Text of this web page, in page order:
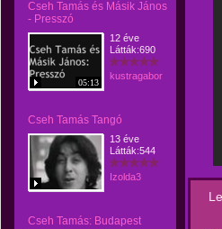
Cseh Tamás és Másik János
- Presszó
05:13
12 éve
Látták:690
kustragabor
Cseh Tamás Tangó
13 éve
Látták:544
Izolda3
Cseh Tamás: Budapest